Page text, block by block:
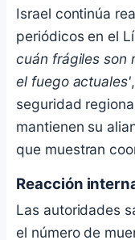
Israel continúa
periódicos en el
cuán frágiles son
el fuego actuales'
seguridad
mantienen su
que muestran
Reacción
Las autoridades
el número de